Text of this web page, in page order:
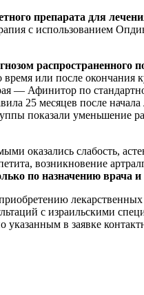
препарата для
с использованием
распространенного
или после окончания
— Афинитор по
25 месяцев после
показали уменьшение
оказались слабость,
возникновение
по назначению врача
лекарственных
с израильскими
в заявке